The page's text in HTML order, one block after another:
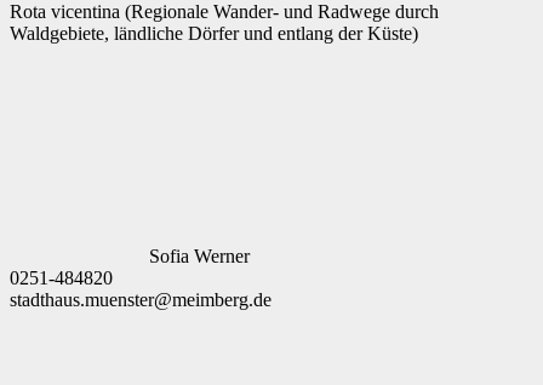
Rota vicentina (Regionale Wander- und Radwege durch
Waldgebiete, ländliche Dörfer und entlang der Küste)
Sofia Werner
0251-484820
stadthaus.muenster@meimberg.de